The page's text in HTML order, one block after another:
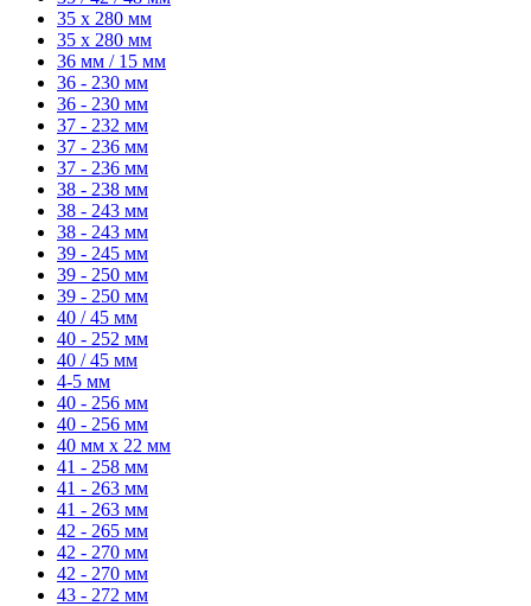
35 x 280 мм
35 x 280 мм
36 мм / 15 мм
36 - 230 мм
36 - 230 мм
37 - 232 мм
37 - 236 мм
37 - 236 мм
38 - 238 мм
38 - 243 мм
38 - 243 мм
39 - 245 мм
39 - 250 мм
39 - 250 мм
40 / 45 мм
40 - 252 мм
40 / 45 мм
4-5 мм
40 - 256 мм
40 - 256 мм
40 мм x 22 мм
41 - 258 мм
41 - 263 мм
41 - 263 мм
42 - 265 мм
42 - 270 мм
42 - 270 мм
43 - 272 мм